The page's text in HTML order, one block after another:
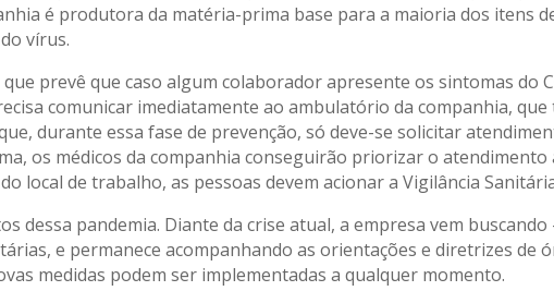
é produtora da matéria-prima base para a maioria dos itens
vírus.
prevê que caso algum colaborador apresente os sintomas do
comunicar imediatamente ao ambulatório da companhia,
durante essa fase de prevenção, só deve-se solicitar
os médicos da companhia conseguirão priorizar o
local de trabalho, as pessoas devem acionar a Vigilância
dessa pandemia. Diante da crise atual, a empresa vem
e permanece acompanhando as orientações e diretrizes de
medidas podem ser implementadas a qualquer momento.